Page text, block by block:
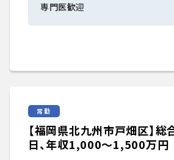
専門医歓迎
常勤
【福岡県北九州市戸畑区】
日、年収1,000〜1,500万円